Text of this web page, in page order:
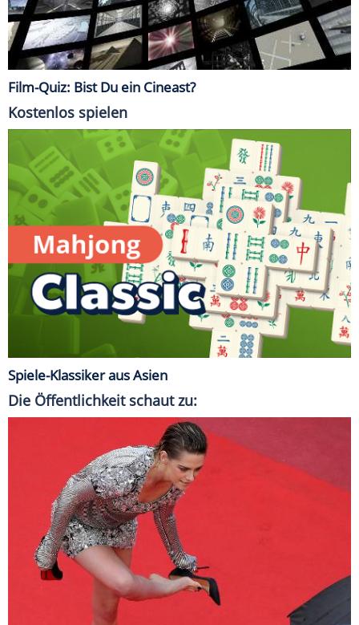
Film-Quiz: Bist Du ein Cineast?
Kostenlos spielen
Spiele-Klassiker aus Asien
Die Öffentlichkeit schaut zu: